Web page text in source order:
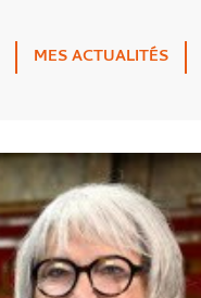
MES ACTUALITÉS